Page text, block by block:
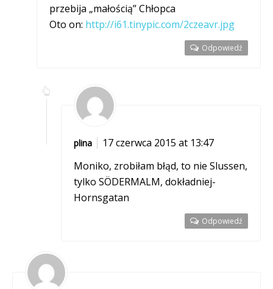
przebija „małością” Chłopca
Oto on: http://i61.tinypic.com/2czeavr.jpg
Odpowiedź
plina
17 czerwca 2015 at 13:47
Moniko, zrobiłam błąd, to nie Slussen,
tylko SÖDERMALM, dokładniej-
Hornsgatan
Odpowiedź